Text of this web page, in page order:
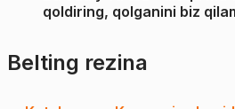
qoldiring, qolganini biz
Belting rezina